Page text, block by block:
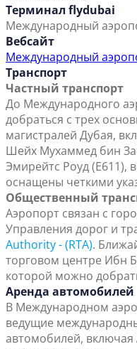
Терминал flydubai
Международный
Вебсайт
Международный
Транспорт
Частный транспорт
До Международного
добраться с трех
магистралей Дубая,
Шейх Мухаммед бин
Эмирейтс Роуд (E611),
оснащены четкими
Общественный
Аэропорт связан с
Управления дорог и
Authority - (RTA).
торговом центре Ибн
которой можно
Аренда автомобилей
В Международном
ведущие
автомобилей, включая